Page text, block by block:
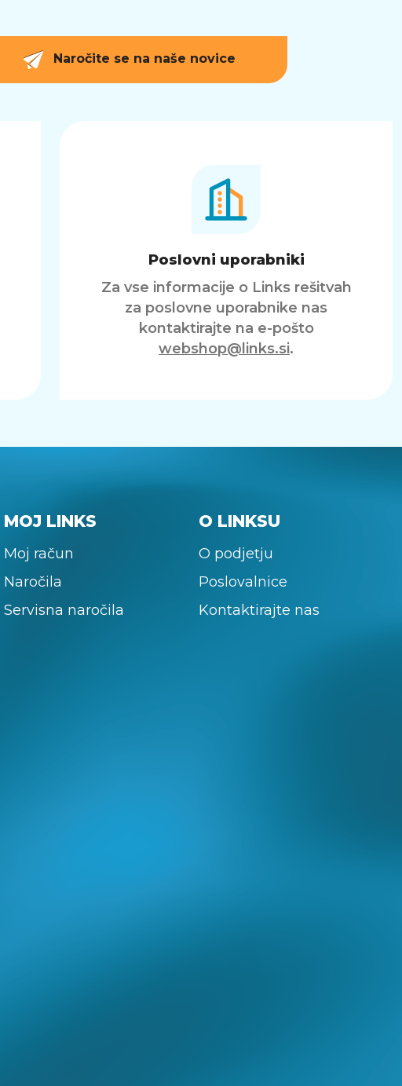
Naročite se na naše novice
Poslovni uporabniki
Za vse informacije o Links rešitvah
za poslovne uporabnike nas
kontaktirajte na e-pošto
webshop@links.si.
MOJ LINKS
Moj račun
Naročila
Servisna naročila
O LINKSU
O podjetju
Poslovalnice
Kontaktirajte nas